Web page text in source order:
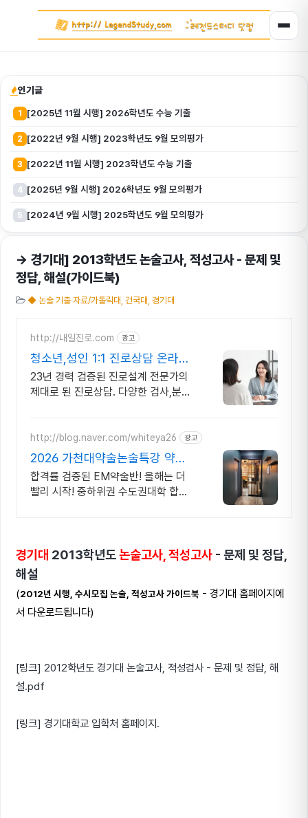
인기글
1 [2025년 11월 시행] 2026학년도 수능 기출
2 [2022년 9월 시행] 2023학년도 9월 모의평가
3 [2022년 11월 시행] 2023학년도 수능 기출
4 [2025년 9월 시행] 2026학년도 9월 모의평가
5 [2024년 9월 시행] 2025학년도 9월 모의평가
→ 경기대] 2013학년도 논술고사, 적성고사 - 문제 및
정답, 해설(가이드북)
◆ 논술 기출 자료/가톨릭대, 건국대, 경기대
http://내일진로.com 광고
청소년,성인 1:1 진로상담 온라인
화상 진로/고민상담
23년 경력 검증된 진로설계 전문가의
제대로 된 진로상담. 다양한 검사,분석,
http://blog.naver.com/whiteya26 광고
2026 가천대약술논술특강 약술
논술 전문대비
합격률 검증된 EM약술반! 올해는 더
빨리 시작! 중하위권 수도권대학 합격
경기대 2013학년도논술고사, 적성고사 - 문제 및 정답,
해설
(2012년 시행, 수시모집 논술, 적성고사가이드북 - 경기대 홈페이지에
서 다운로드됩니다)
[링크] 2012학년도 경기대 논술고사, 적성검사 - 문제 및 정답, 해
설.pdf
[링크] 경기대학교 입학처 홈페이지.